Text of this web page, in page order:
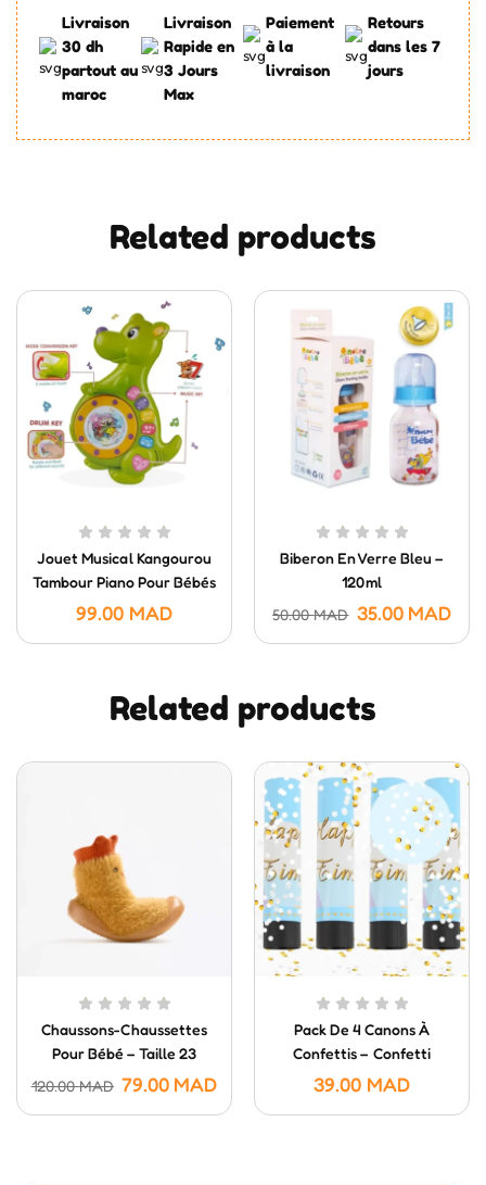
Livraison
30 dh
partout au
maroc
Livraison
Rapide en
3 Jours
Max
Paiement
à la
livraison
Retours
dans les 7
jours
Related products
Jouet Musical Kangourou
Tambour Piano Pour Bébés
Et Enfants
99.00 MAD
Biberon En Verre Bleu –
120ml
50.00MAD 35.00 MAD
Related products
Chaussons-Chaussettes
Pour Bébé – Taille 23
120.00MAD 79.00 MAD
Pack De 4 Canons À
Confettis – Confetti
Poppers (20 Cm)
39.00 MAD